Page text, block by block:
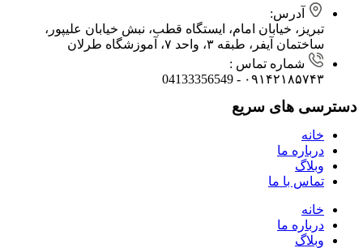
آدرس:
تبریز، خیابان امام، ایستگاه قطب، نبش خیابان علیپور،
ساختمان آیفر، طبقه ۳، واحد ۷، آموزشگاه طرلان
شماره تماس :
۰۹۱۴۲۱۸۵۷۴۳ - 04133356549
دسترسی های سریع
خانه
درباره ما
وبلاگ
تماس با ما
خانه
درباره ما
وبلاگ